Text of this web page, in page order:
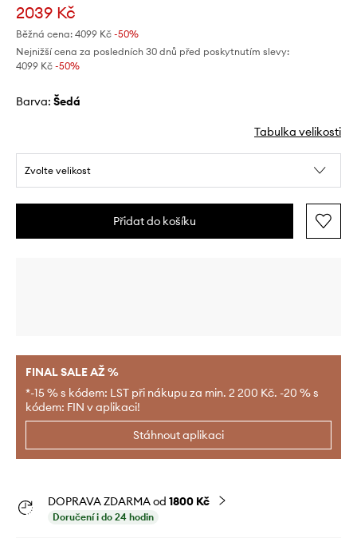
2039 Kč
Běžná cena: 4099 Kč -50%
Nejnižší cena za posledních 30 dnů před poskytnutím slevy:
4099 Kč -50%
Barva: šedá
Tabulka velikosti
Zvolte velikost
Přidat do košíku
FINAL SALE AŽ %
*-15 % s kódem: LST při nákupu za min. 2 200 Kč. -20 % s
kódem: FIN v aplikaci!
Stáhnout aplikaci
DOPRAVA ZDARMA od 1800 Kč
Doručení i do 24 hodin